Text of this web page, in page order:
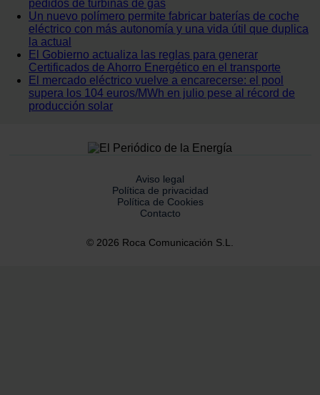
pedidos de turbinas de gas
Un nuevo polímero permite fabricar baterías de coche
eléctrico con más autonomía y una vida útil que duplica
la actual
El Gobierno actualiza las reglas para generar
Certificados de Ahorro Energético en el transporte
El mercado eléctrico vuelve a encarecerse: el pool
supera los 104 euros/MWh en julio pese al récord de
producción solar
Aviso legal
Política de privacidad
Política de Cookies
Contacto
© 2026 Roca Comunicación S.L.